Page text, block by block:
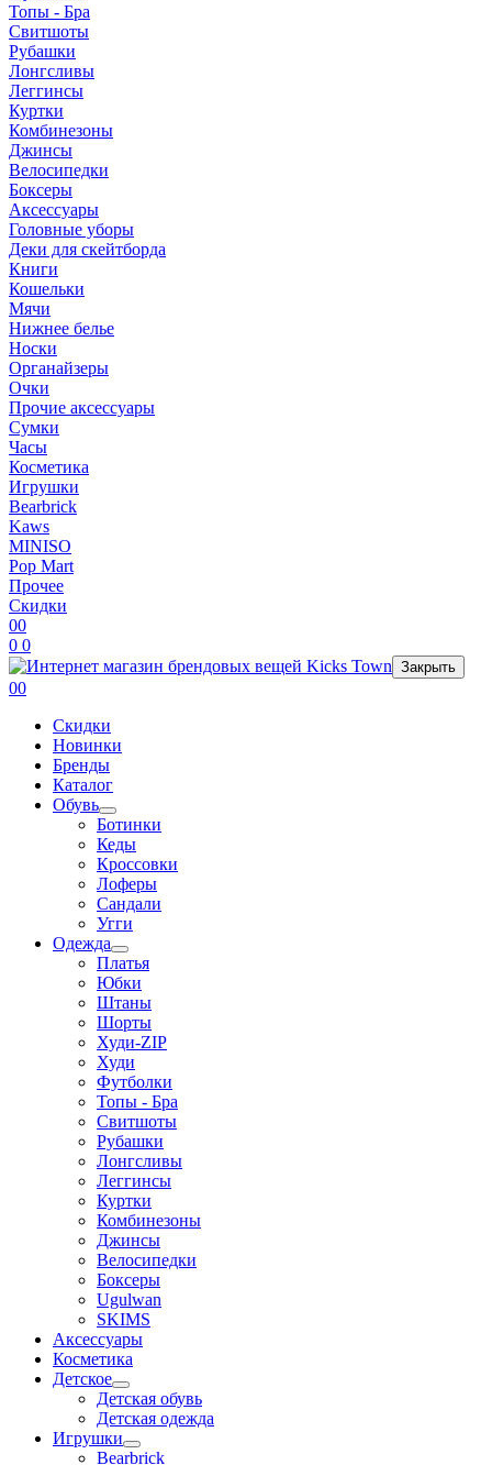
Топы - Бра
Свитшоты
Рубашки
Лонгсливы
Леггинсы
Куртки
Комбинезоны
Джинсы
Велосипедки
Боксеры
Аксессуары
Головные уборы
Деки для скейтборда
Книги
Кошельки
Мячи
Нижнее белье
Носки
Органайзеры
Очки
Прочие аксессуары
Сумки
Часы
Косметика
Игрушки
Bearbrick
Kaws
MINISO
Pop Mart
Прочее
Скидки
00
0 0
Закрыть
00
Скидки
Новинки
Бренды
Каталог
Обувь
Ботинки
Кеды
Кроссовки
Лоферы
Сандали
Угги
Одежда
Платья
Юбки
Штаны
Шорты
Худи-ZIP
Худи
Футболки
Топы - Бра
Свитшоты
Рубашки
Лонгсливы
Леггинсы
Куртки
Комбинезоны
Джинсы
Велосипедки
Боксеры
Ugulwan
SKIMS
Аксессуары
Косметика
Детское
Детская обувь
Детская одежда
Игрушки
Bearbrick